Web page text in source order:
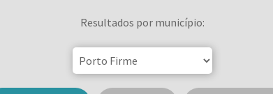
Resultados por município: